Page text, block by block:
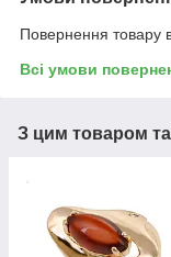
Повернення товару
Всі умови
З цим товаром